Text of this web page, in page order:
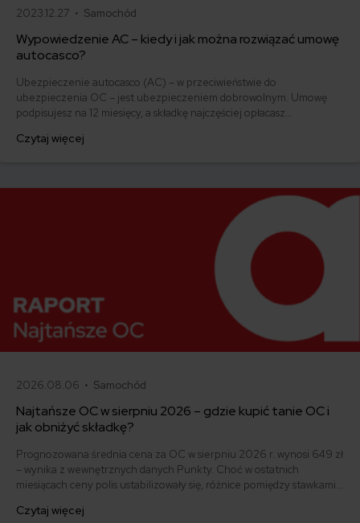
2023.12.27 • Samochód
Wypowiedzenie AC – kiedy i jak można rozwiązać umowę
autocasco?
Ubezpieczenie autocasco (AC) – w przeciwieństwie do
ubezpieczenia OC – jest ubezpieczeniem dobrowolnym. Umowę
podpisujesz na 12 miesięcy, a składkę najczęściej opłacasz
ofertę lub zdecydowałeś się sprzedać samochód w trakcie trwania
Czytaj więcej
2026.08.06 • Samochód
Najtańsze OC w sierpniu 2026 – gdzie kupić tanie OC i
jak obniżyć składkę?
Prognozowana średnia cena za OC w sierpniu 2026 r. wynosi 649 zł
– wynika z wewnętrznych danych Punkty. Choć w ostatnich
miesiącach ceny polis ustabilizowały się, różnice pomiędzy stawkami
500 zł, inni – powyżej 1500 zł. Gdzie znaleźć najtańsze OC w Polsce
Czytaj więcej